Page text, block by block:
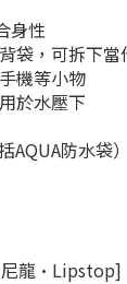
身性
袋，可拆下當
機等小物
於水壓下
防水袋）
尼龍·Lipstop]